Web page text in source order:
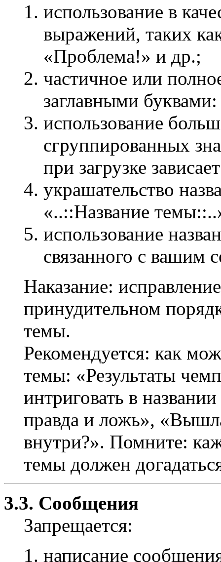
использование в
выражений, таких
«Проблема!» и др.;
частичное или
заглавными
использование
сгруппированных
при загрузке
украшательство
«..::Название
использование
связанного с вашим
Наказание:
принудительном
темы.
Рекомендуется: как
темы: «Результаты
интриговать в
правда и ложь»,
внутри?». Помните:
темы должен
3.3. Сообщения
Запрещается:
написание